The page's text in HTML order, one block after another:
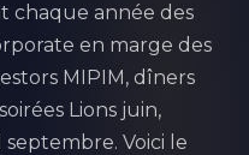
chaque année des
en marge des
MIPIM, dîners
Lions juin,
Voici le